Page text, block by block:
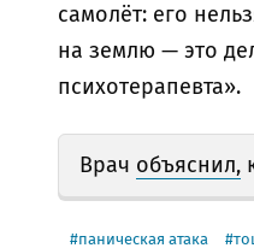
самолёт: его
на землю — это
психотерапевта».
Врач объяснил,
паническая атака